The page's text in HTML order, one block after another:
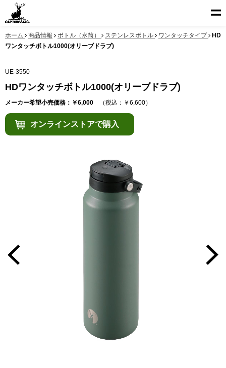
ホーム 商品情報 ボトル（水筒） ステンレスボトル ワンタッチタイプ
HD
ワンタッチボトル1000(オリーブドラブ)
UE-3550
HDワンタッチボトル1000(オリーブドラブ)
メーカー希望小売価格：￥6,000 （税込：￥6,600）
オンラインストアで購入